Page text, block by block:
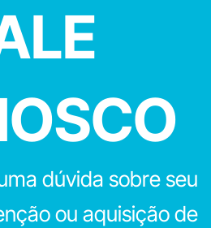
dúvida sobre seu
ou aquisição de